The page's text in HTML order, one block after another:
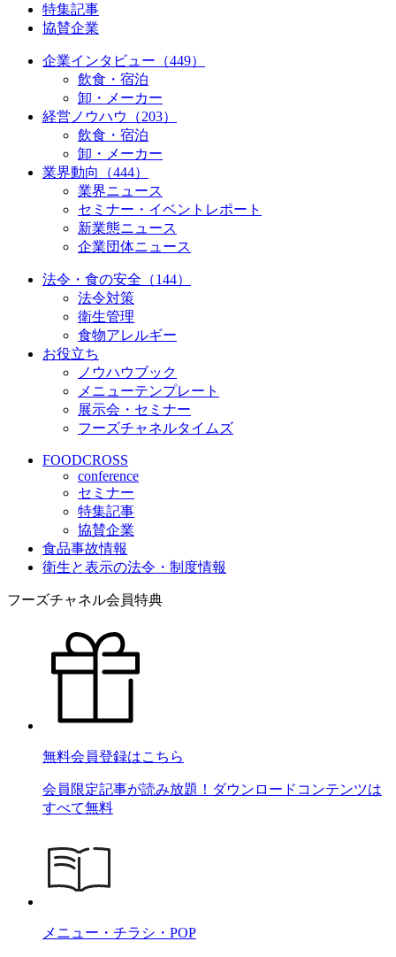
特集記事
協賛企業
企業インタビュー（449）
飲食・宿泊
卸・メーカー
経営ノウハウ（203）
飲食・宿泊
卸・メーカー
業界動向（444）
業界ニュース
セミナー・イベントレポート
新業態ニュース
企業団体ニュース
法令・食の安全（144）
法令対策
衛生管理
食物アレルギー
お役立ち
ノウハウブック
メニューテンプレート
展示会・セミナー
フーズチャネルタイムズ
FOODCROSS
conference
セミナー
特集記事
協賛企業
食品事故情報
衛生と表示の法令・制度情報
フーズチャネル会員特典
無料会員登録はこちら
会員限定記事が読み放題！ダウンロードコンテンツは
すべて無料
メニュー・チラシ・POP